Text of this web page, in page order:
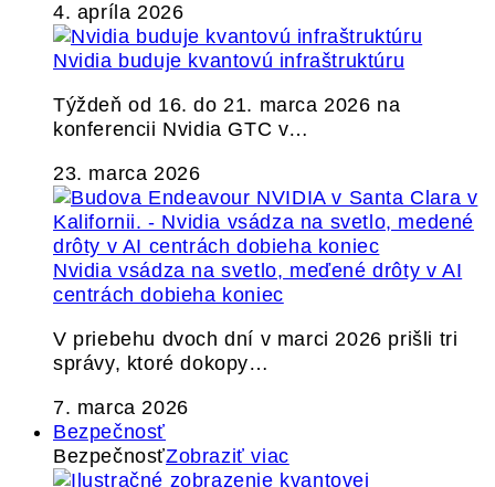
4. apríla 2026
Nvidia buduje kvantovú infraštruktúru
Týždeň od 16. do 21. marca 2026 na
konferencii Nvidia GTC v…
23. marca 2026
Nvidia vsádza na svetlo, meďené drôty v AI
centrách dobieha koniec
V priebehu dvoch dní v marci 2026 prišli tri
správy, ktoré dokopy…
7. marca 2026
Bezpečnosť
BezpečnosťZobraziť viac